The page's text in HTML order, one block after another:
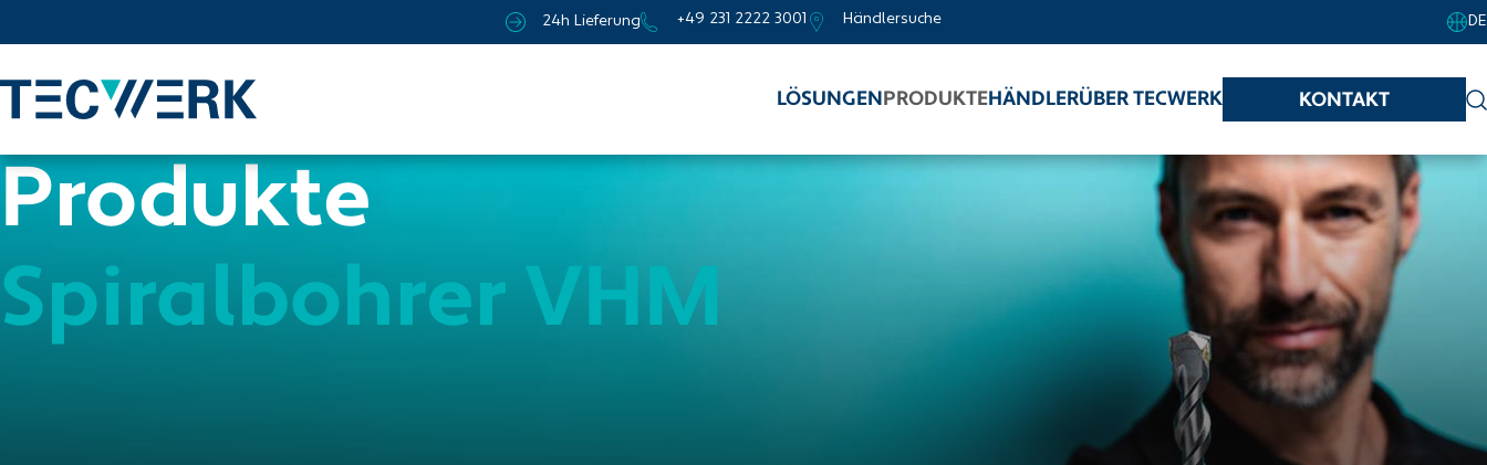
24h Lieferung +49 231 2222 3001 Händlersuche DE
LÖSUNGEN PRODUKTEHÄNDLERÜBER TECWERK KONTAKT
Produkte
Spiralbohrer VHM